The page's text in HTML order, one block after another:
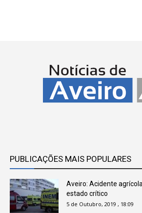
PUBLICAÇÕES MAIS POPULARES
Aveiro: Acidente
estado crítico
5 de Outubro, 2019 , 18:09